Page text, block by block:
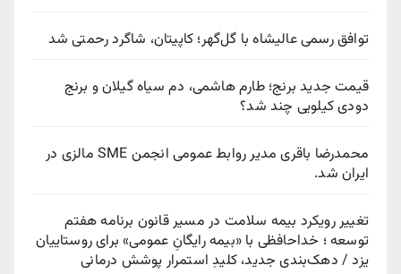
توافق رسمی عالیشاه با گل‌گهر؛ کاپیتان، شاگرد رحمتی شد
قیمت جدید برنج؛ طارم هاشمی، دم سیاه گیلان و برنج
دودی کیلویی چند شد؟
محمدرضا باقری مدیر روابط عمومی انجمن SME مالزی در
ایران شد.
تغییر رویکرد بیمه سلامت در مسیر قانون برنامه هفتم
توسعه ؛ خداحافظی با «بیمه رایگانِ عمومی» برای روستاییان
یزد / دهک‌بندی جدید، کلیدِ استمرار پوشش درمانی